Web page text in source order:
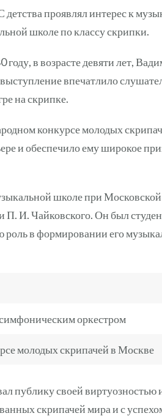
проявлял интерес к
школе по классу скрипки.
в возрасте девяти лет,
впечатлило
на скрипке.
конкурсе молодых
и обеспечило ему широкое
школе при Московской
П. И. Чайковского. Он был
роль в формировании его
оркестром
молодых скрипачей в Москве
публику своей виртуозностью
скрипачей мира и с